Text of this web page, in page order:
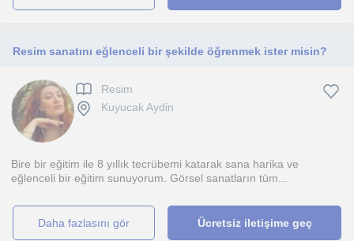
Resim sanatını eğlenceli bir şekilde öğrenmek ister misin?
Resim
Kuyucak Aydin
Bire bir eğitim ile 8 yıllık tecrübemi katarak sana harika ve
eğlenceli bir eğitim sunuyorum. Görsel sanatların tüm...
daha fazlasını gör Ücretsiz iletişime geç